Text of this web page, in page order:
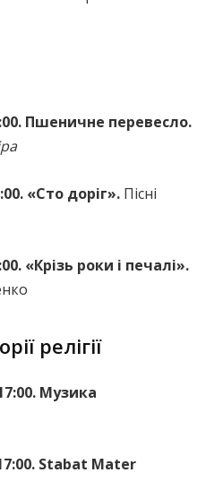
Пшеничне перевесло.
«Сто доріг». Пісні
«Крізь роки і печалі».
релігії
Музика
Stabat Mater